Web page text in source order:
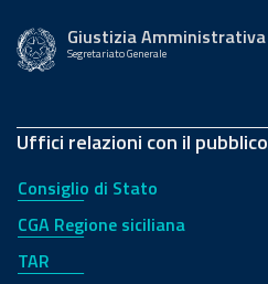
Giustizia Amministrativa
Segretariato Generale
Uffici relazioni con il pubblico
Consiglio di Stato
CGA Regione siciliana
TAR